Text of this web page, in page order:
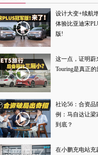
设计大变+续航
体验比亚迪宋
版!
这一点，证明蔚
Touring是真正的
社论56：合资品
例：马自达让梁
到底？
在小鹏充电站充